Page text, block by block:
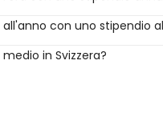
con uno stipendio
in Svizzera?